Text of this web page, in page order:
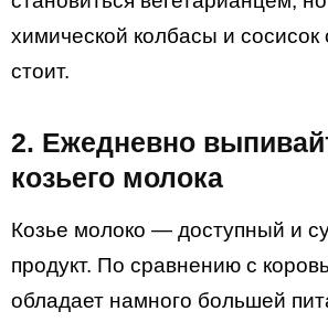
химической колбасы и сосисок
стоит.
2. Ежедневно
козьего молока
Козье молоко — доступный и
продукт. По сравнению с
обладает намного большей